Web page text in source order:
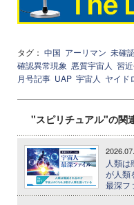
タグ： 中国 アーリマン 未確
確認異常現象 悪質宇宙人 習
月号記事 UAP 宇宙人 ヤイド
"スピリチュアル"の関
人類
が人類
最深フ